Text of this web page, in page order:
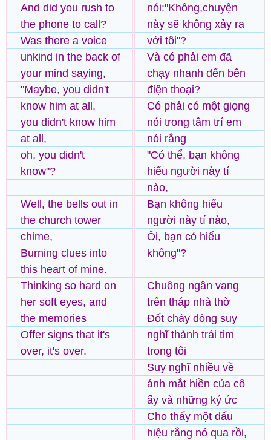
And did you rush to
the phone to call?
Was there a voice
unkind in the back of
your mind saying,
"Maybe, you didn't
know him at all,
you didn't know him
at all,
oh, you didn't
know"?
Well, the bells out in
the church tower
chime,
Burning clues into
this heart of mine.
Thinking so hard on
her soft eyes, and
the memories
Offer signs that it's
over, it's over.
nói:"Không,chuyện
này sẽ không xảy ra
với tôi"?
Và có phải em đã
chạy nhanh đến bên
điện thoại?
Có phải có một giọng
nói trong tâm trí em
nói rằng
"Có thể, bạn không
hiểu người này tí
nào,
Bạn không hiểu
người này tí nào,
Ôi, bạn có hiểu
không"?
Chuông ngân vang
trên tháp nhà thờ
Đốt cháy dòng suy
nghĩ thành trái tim
trong tôi
Suy nghĩ nhiều về
ánh mắt hiền của cô
ấy và những ký ức
Cho thấy một dấu
hiệu rằng nó qua rồi,